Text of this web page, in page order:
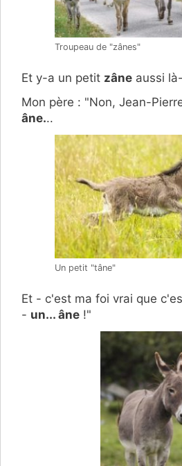
Troupeau de "zânes"
Et y-a un petit zâne aussi
Mon père : "Non, Jean-
âne...
Un petit "tâne"
Et - c'est ma foi vrai que
- un... âne !"